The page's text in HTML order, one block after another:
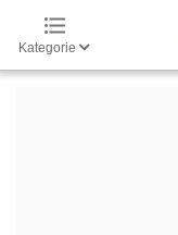
Kategorie